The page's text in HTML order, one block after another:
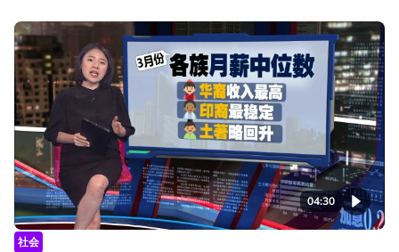
04:30
社会